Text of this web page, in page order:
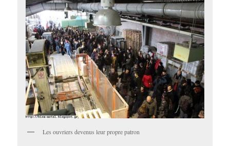
Les ouvriers devenus leur propre patron